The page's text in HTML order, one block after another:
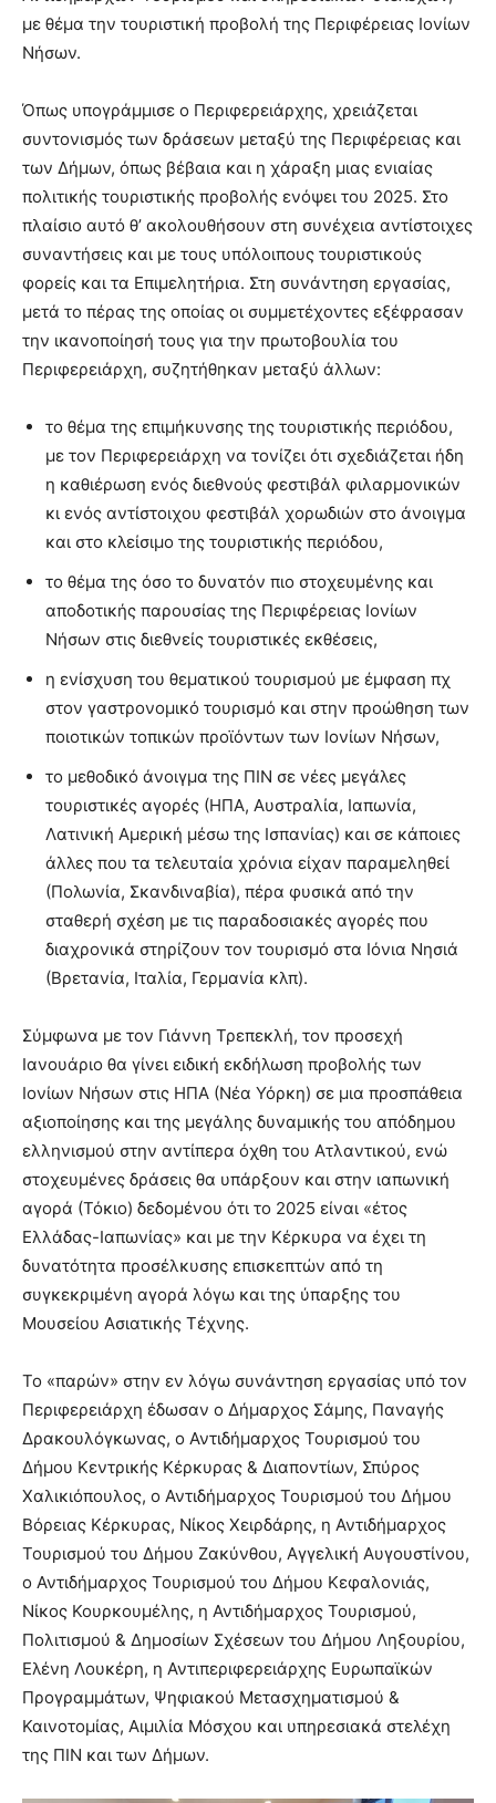
με θέμα την τουριστική προβολή της Περιφέρειας Ιονίων
Νήσων.
Όπως υπογράμμισε ο Περιφερειάρχης, χρειάζεται
συντονισμός των δράσεων μεταξύ της Περιφέρειας και
των Δήμων, όπως βέβαια και η χάραξη μιας ενιαίας
πολιτικής τουριστικής προβολής ενόψει του 2025. Στο
πλαίσιο αυτό θ’ ακολουθήσουν στη συνέχεια αντίστοιχες
συναντήσεις και με τους υπόλοιπους τουριστικούς
φορείς και τα Επιμελητήρια. Στη συνάντηση εργασίας,
μετά το πέρας της οποίας οι συμμετέχοντες εξέφρασαν
την ικανοποίησή τους για την πρωτοβουλία του
Περιφερειάρχη, συζητήθηκαν μεταξύ άλλων:
το θέμα της επιμήκυνσης της τουριστικής περιόδου,
με τον Περιφερειάρχη να τονίζει ότι σχεδιάζεται ήδη
η καθιέρωση ενός διεθνούς φεστιβάλ φιλαρμονικών
κι ενός αντίστοιχου φεστιβάλ χορωδιών στο άνοιγμα
και στο κλείσιμο της τουριστικής περιόδου,
το θέμα της όσο το δυνατόν πιο στοχευμένης και
αποδοτικής παρουσίας της Περιφέρειας Ιονίων
Νήσων στις διεθνείς τουριστικές εκθέσεις,
η ενίσχυση του θεματικού τουρισμού με έμφαση πχ
στον γαστρονομικό τουρισμό και στην προώθηση των
ποιοτικών τοπικών προϊόντων των Ιονίων Νήσων,
το μεθοδικό άνοιγμα της ΠΙΝ σε νέες μεγάλες
τουριστικές αγορές (ΗΠΑ, Αυστραλία, Ιαπωνία,
Λατινική Αμερική μέσω της Ισπανίας) και σε κάποιες
άλλες που τα τελευταία χρόνια είχαν παραμεληθεί
(Πολωνία, Σκανδιναβία), πέρα φυσικά από την
σταθερή σχέση με τις παραδοσιακές αγορές που
διαχρονικά στηρίζουν τον τουρισμό στα Ιόνια Νησιά
(Βρετανία, Ιταλία, Γερμανία κλπ).
Σύμφωνα με τον Γιάννη Τρεπεκλή, τον προσεχή
Ιανουάριο θα γίνει ειδική εκδήλωση προβολής των
Ιονίων Νήσων στις ΗΠΑ (Νέα Υόρκη) σε μια προσπάθεια
αξιοποίησης και της μεγάλης δυναμικής του απόδημου
ελληνισμού στην αντίπερα όχθη του Ατλαντικού, ενώ
στοχευμένες δράσεις θα υπάρξουν και στην ιαπωνική
αγορά (Τόκιο) δεδομένου ότι το 2025 είναι «έτος
Ελλάδας-Ιαπωνίας» και με την Κέρκυρα να έχει τη
δυνατότητα προσέλκυσης επισκεπτών από τη
συγκεκριμένη αγορά λόγω και της ύπαρξης του
Μουσείου Ασιατικής Τέχνης.
Το «παρών» στην εν λόγω συνάντηση εργασίας υπό τον
Περιφερειάρχη έδωσαν ο Δήμαρχος Σάμης, Παναγής
Δρακουλόγκωνας, ο Αντιδήμαρχος Τουρισμού του
Δήμου Κεντρικής Κέρκυρας & Διαποντίων, Σπύρος
Χαλικιόπουλος, ο Αντιδήμαρχος Τουρισμού του Δήμου
Βόρειας Κέρκυρας, Νίκος Χειρδάρης, η Αντιδήμαρχος
Τουρισμού του Δήμου Ζακύνθου, Αγγελική Αυγουστίνου,
ο Αντιδήμαρχος Τουρισμού του Δήμου Κεφαλονιάς,
Νίκος Κουρκουμέλης, η Αντιδήμαρχος Τουρισμού,
Πολιτισμού & Δημοσίων Σχέσεων του Δήμου Ληξουρίου,
Ελένη Λουκέρη, η Αντιπεριφερειάρχης Ευρωπαϊκών
Προγραμμάτων, Ψηφιακού Μετασχηματισμού &
Καινοτομίας, Αιμιλία Μόσχου και υπηρεσιακά στελέχη
της ΠΙΝ και των Δήμων.